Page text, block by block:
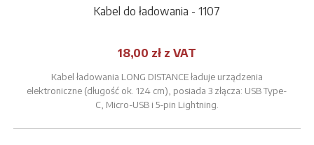
Kabel do ładowania - 1107
18,00 zł z VAT
Kabel ładowania LONG DISTANCE ładuje urządzenia
elektroniczne (długość ok. 124 cm), posiada 3 złącza: USB Type-
C, Micro-USB i 5-pin Lightning.